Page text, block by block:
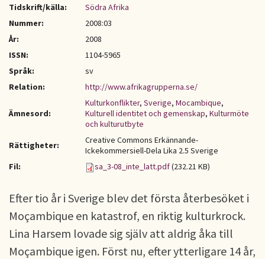
Tidskrift/källa:
Södra Afrika
Nummer:
2008:03
År:
2008
ISSN:
1104-5965
Språk:
sv
Relation:
http://www.afrikagrupperna.se/
Ämnesord:
Kulturkonflikter, Sverige, Mocambique,
Kulturell identitet och gemenskap, Kulturmöte
och kulturutbyte
Rättigheter:
Creative Commons Erkännande-
Ickekommersiell-Dela Lika 2.5 Sverige
Fil:
sa_3-08_inte_latt.pdf(232.21 KB)
Efter tio år i Sverige blev det första återbesöket i
Moçambique en katastrof, en riktig kulturkrock.
Lina Harsem lovade sig själv att aldrig åka till
Moçambique igen. Först nu, efter ytterligare 14 år,